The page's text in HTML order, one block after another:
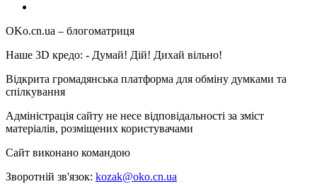
OKo.cn.ua – блогоматриця
Наше 3D кредо: - Думай! Дій! Дихай вільно!
Відкрита громадянська платформа для обміну думками та
спілкування
Адміністрація сайту не несе відповідальності за зміст
матеріалів, розміщених користувачами
Сайт виконано командою
Зворотній зв'язок: kozak@oko.cn.ua